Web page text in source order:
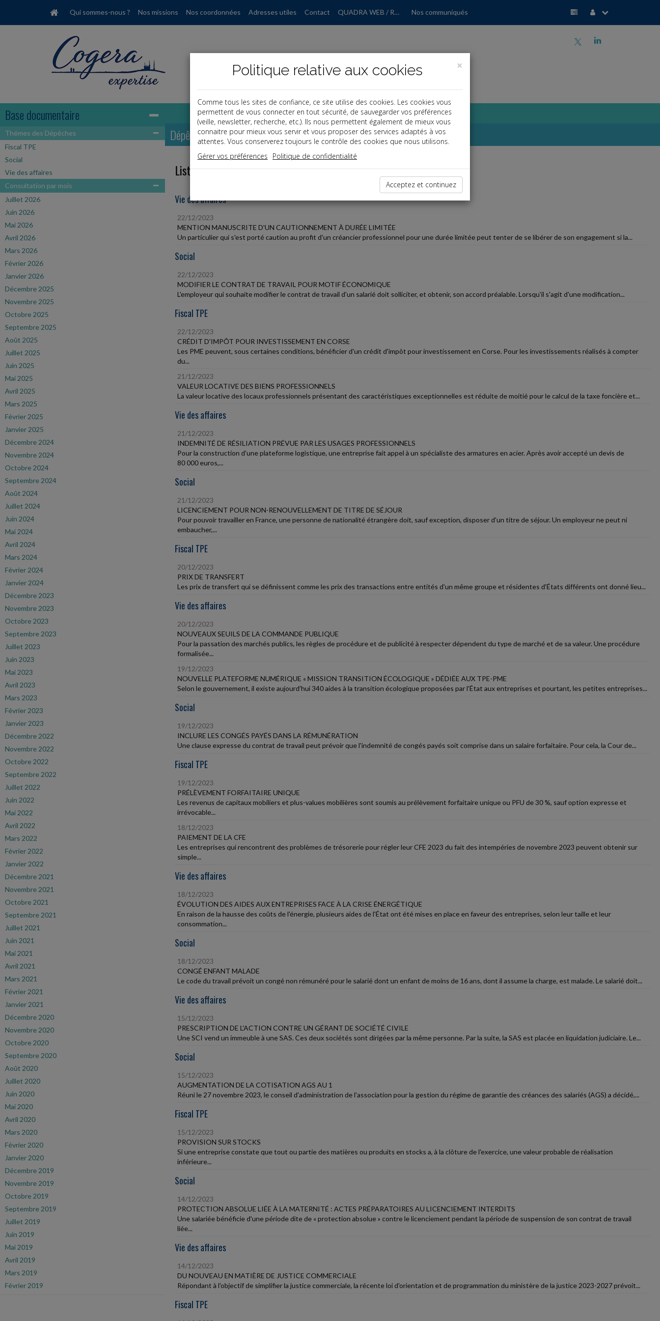
Qui sommes-nous ? Nos missions Nos coordonnées Adresses utiles Contact QUADRA WEB / RGPD Nos communiqués
j
a
Base documentaire
Thémes des Dépêches
Fiscal TPE
Social
Vie des affaires
Consultation par mois
Juillet 2026
Juin 2026
Mai 2026
Avril 2026
Mars 2026
Février 2026
Janvier 2026
Décembre 2025
Novembre 2025
Octobre 2025
Septembre 2025
Août 2025
Juillet 2025
Juin 2025
Mai 2025
Avril 2025
Mars 2025
Février 2025
Janvier 2025
Décembre 2024
Novembre 2024
Octobre 2024
Septembre 2024
Août 2024
Juillet 2024
Juin 2024
Mai 2024
Avril 2024
Mars 2024
Février 2024
Janvier 2024
Décembre 2023
Novembre 2023
Octobre 2023
Septembre 2023
Juillet 2023
Juin 2023
Mai 2023
Avril 2023
Mars 2023
Février 2023
Janvier 2023
Décembre 2022
Novembre 2022
Octobre 2022
Septembre 2022
Juillet 2022
Juin 2022
Mai 2022
Avril 2022
Mars 2022
Février 2022
Janvier 2022
Décembre 2021
Novembre 2021
Octobre 2021
Septembre 2021
Juillet 2021
Juin 2021
Mai 2021
Avril 2021
Mars 2021
Février 2021
Janvier 2021
Décembre 2020
Novembre 2020
Octobre 2020
Septembre 2020
Août 2020
Juillet 2020
Juin 2020
Mai 2020
Avril 2020
Mars 2020
Février 2020
Janvier 2020
Décembre 2019
Novembre 2019
Octobre 2019
Septembre 2019
Juillet 2019
Juin 2019
Mai 2019
Avril 2019
Mars 2019
Février 2019
Dépêches
Liste des dernières dépêches
Vie des affaires
22/12/2023
MENTION MANUSCRITE D'UN CAUTIONNEMENT À DURÉE LIMITÉE
Un particulier qui s'est porté caution au profit d'un créancier professionnel pour une durée limitée peut tenter de se libérer de son engagement si la...
Social
22/12/2023
MODIFIER LE CONTRAT DE TRAVAIL POUR MOTIF ÉCONOMIQUE
L'employeur qui souhaite modifier le contrat de travail d'un salarié doit solliciter, et obtenir, son accord préalable. Lorsqu'il s'agit d'une modification...
Fiscal TPE
22/12/2023
CRÉDIT D'IMPÔT POUR INVESTISSEMENT EN CORSE
Les PME peuvent, sous certaines conditions, bénéficier d'un crédit d'impôt pour investissement en Corse. Pour les investissements réalisés à compter
du...
21/12/2023
VALEUR LOCATIVE DES BIENS PROFESSIONNELS
La valeur locative des locaux professionnels présentant des caractéristiques exceptionnelles est réduite de moitié pour le calcul de la taxe foncière et...
Vie des affaires
21/12/2023
INDEMNITÉ DE RÉSILIATION PRÉVUE PAR LES USAGES PROFESSIONNELS
Pour la construction d'une plateforme logistique, une entreprise fait appel à un spécialiste des armatures en acier. Après avoir accepté un devis de
80 000 euros,...
Social
21/12/2023
LICENCIEMENT POUR NON-RENOUVELLEMENT DE TITRE DE SÉJOUR
Pour pouvoir travailler en France, une personne de nationalité étrangère doit, sauf exception, disposer d'un titre de séjour. Un employeur ne peut ni
embaucher,...
Fiscal TPE
20/12/2023
PRIX DE TRANSFERT
Les prix de transfert qui se définissent comme les prix des transactions entre entités d'un même groupe et résidentes d'États différents ont donné lieu...
Vie des affaires
20/12/2023
NOUVEAUX SEUILS DE LA COMMANDE PUBLIQUE
Pour la passation des marchés publics, les règles de procédure et de publicité à respecter dépendent du type de marché et de sa valeur. Une procédure
formalisée...
19/12/2023
NOUVELLE PLATEFORME NUMÉRIQUE « MISSION TRANSITION ÉCOLOGIQUE » DÉDIÉE AUX TPE-PME
Selon le gouvernement, il existe aujourd'hui 340 aides à la transition écologique proposées par l'État aux entreprises et pourtant, les petites entreprises...
Social
19/12/2023
INCLURE LES CONGÉS PAYÉS DANS LA RÉMUNÉRATION
Une clause expresse du contrat de travail peut prévoir que l'indemnité de congés payés soit comprise dans un salaire forfaitaire. Pour cela, la Cour de...
Fiscal TPE
19/12/2023
PRÉLÈVEMENT FORFAITAIRE UNIQUE
Les revenus de capitaux mobiliers et plus-values mobilières sont soumis au prélèvement forfaitaire unique ou PFU de 30 %, sauf option expresse et
irrévocable...
18/12/2023
PAIEMENT DE LA CFE
Les entreprises qui rencontrent des problèmes de trésorerie pour régler leur CFE 2023 du fait des intempéries de novembre 2023 peuvent obtenir sur
simple...
Vie des affaires
18/12/2023
ÉVOLUTION DES AIDES AUX ENTREPRISES FACE À LA CRISE ÉNERGÉTIQUE
En raison de la hausse des coûts de l'énergie, plusieurs aides de l'État ont été mises en place en faveur des entreprises, selon leur taille et leur
consommation...
Social
18/12/2023
CONGÉ ENFANT MALADE
Le code du travail prévoit un congé non rémunéré pour le salarié dont un enfant de moins de 16 ans, dont il assume la charge, est malade. Le salarié doit...
Vie des affaires
15/12/2023
PRESCRIPTION DE L'ACTION CONTRE UN GÉRANT DE SOCIÉTÉ CIVILE
Une SCI vend un immeuble à une SAS. Ces deux sociétés sont dirigées par la même personne. Par la suite, la SAS est placée en liquidation judiciaire. Le...
Social
15/12/2023
AUGMENTATION DE LA COTISATION AGS AU 1
Réuni le 27 novembre 2023, le conseil d'administration de l'association pour la gestion du régime de garantie des créances des salariés (AGS) a décidé,...
Fiscal TPE
15/12/2023
PROVISION SUR STOCKS
Si une entreprise constate que tout ou partie des matières ou produits en stocks a, à la clôture de l'exercice, une valeur probable de réalisation
inférieure...
Social
14/12/2023
PROTECTION ABSOLUE LIÉE À LA MATERNITÉ : ACTES PRÉPARATOIRES AU LICENCIEMENT INTERDITS
Une salariée bénéficie d'une période dite de « protection absolue » contre le licenciement pendant la période de suspension de son contrat de travail
liée...
Vie des affaires
14/12/2023
DU NOUVEAU EN MATIÈRE DE JUSTICE COMMERCIALE
Répondant à l'objectif de simplifier la justice commerciale, la récente loi d'orientation et de programmation du ministère de la justice 2023-2027 prévoit...
Fiscal TPE
×
Politique relative aux cookies
Comme tous les sites de confiance, ce site utilise des cookies. Les cookies vous
permettent de vous connecter en tout sécurité, de sauvegarder vos préférences
(veille, newsletter, recherche, etc.). Ils nous permettent également de mieux vous
connaitre pour mieux vous servir et vous proposer des services adaptés à vos
attentes. Vous conserverez toujours le contrôle des cookies que nous utilisons.
Gérer vos préférences
Politique de confidentialité
Acceptez et continuez